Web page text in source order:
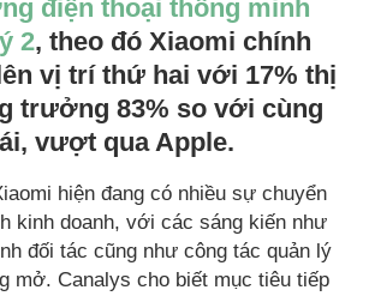
điện thoại thông minh
2, theo đó Xiaomi chính
vị trí thứ hai với 17% thị
trưởng 83% so với cùng
vượt qua Apple.
hiện đang có nhiều sự chuyển
kinh doanh, với các sáng kiến như
đối tác cũng như công tác quản lý
mở. Canalys cho biết mục tiêu tiếp